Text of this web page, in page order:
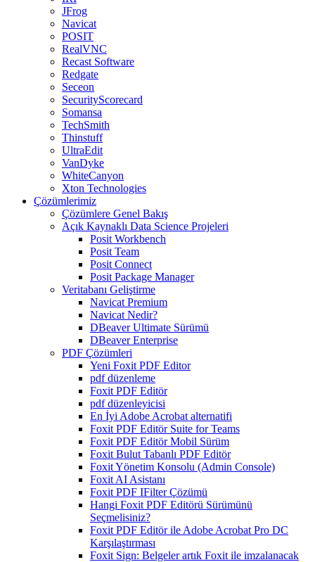
JFrog
Navicat
POSIT
RealVNC
Recast Software
Redgate
Seceon
SecurityScorecard
Somansa
TechSmith
Thinstuff
UltraEdit
VanDyke
WhiteCanyon
Xton Technologies
Çözümlerimiz
Çözümlere Genel Bakış
Açık Kaynaklı Data Science Projeleri
Posit Workbench
Posit Team
Posit Connect
Posit Package Manager
Veritabanı Geliştirme
Navicat Premium
Navicat Nedir?
DBeaver Ultimate Sürümü
DBeaver Enterprise
PDF Çözümleri
Yeni Foxit PDF Editor
pdf düzenleme
Foxit PDF Editör
pdf düzenleyicisi
En İyi Adobe Acrobat alternatifi
Foxit PDF Editör Suite for Teams
Foxit PDF Editör Mobil Sürüm
Foxit Bulut Tabanlı PDF Editör
Foxit Yönetim Konsolu (Admin Console)
Foxit AI Asistanı
Foxit PDF IFilter Çözümü
Hangi Foxit PDF Editörü Sürümünü
Seçmelisiniz?
Foxit PDF Editör ile Adobe Acrobat Pro DC
Karşılaştırması
Foxit Sign: Belgeler artık Foxit ile imzalanacak